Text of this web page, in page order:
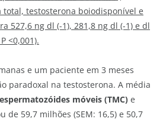
testosterona boiodisponível e
527,6 ng dl (-1), 281,8 ng dl (-1) e dl
<0,001).
e um paciente em 3 meses
paradoxal na testosterona. A média
móveis (TMC) e
de 59,7 milhões (SEM: 16,5) e 50,7